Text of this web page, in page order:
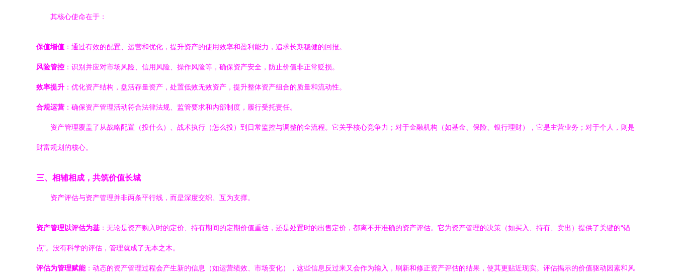
其核心使命在于：
保值增值 ：通过有效的配置、运营和优化，提升资产的使用效率和盈利能力，追求长期稳健的回报。
风险管控 ：识别并应对市场风险、信用风险、操作风险等，确保资产安全，防止价值非正常贬损。
效率提升 ：优化资产结构，盘活存量资产，处置低效无效资产，提升整体资产组合的质量和流动性。
合规运营 ：确保资产管理活动符合法律法规、监管要求和内部制度，履行受托责任。
资产管理覆盖了从战略配置（投什么）、战术执行（怎么投）到日常监控与调整的全流程。它关乎核心竞争力；对于金融机构（如基金、保险、银行理财），它是主营业务；对于个人，则是
财富规划的核心。
三、相辅相成，共筑价值长城
资产评估与资产管理并非两条平行线，而是深度交织、互为支撑。
资产管理以评估为基 ：无论是资产购入时的定价、持有期间的定期价值重估，还是处置时的出售定价，都离不开准确的资产评估。它为资产管理的决策（如买入、持有、卖出）提供了关键的“锚
点”。没有科学的评估，管理就成了无本之木。
评估为管理赋能：动态的资产管理过程会产生新的信息（如运营绩效、市场变化），这些信息反过来又会作为输入，刷新和修正资产评估的结果，使其更贴近现实。评估揭示的价值驱动因素和风